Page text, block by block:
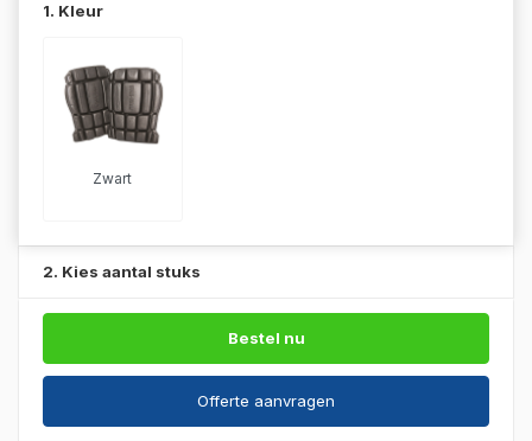
1. Kleur
Zwart
2. Kies aantal stuks
Bestel nu
Offerte aanvragen